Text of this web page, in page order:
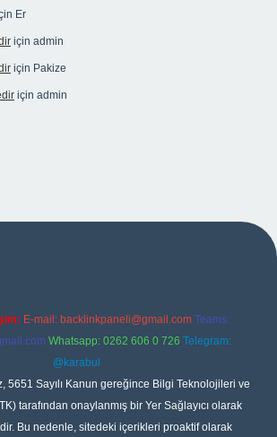
Er
için admin
için Pakize
için admin
E-mail: backlinkpaneli@gmail.com Teams:
Whatsapp: 0262 606 0 726 Telegram:
@karabul
5651 Sayılı Kanun gereğince Bilgi Teknolojileri ve
tarafından onaylanmış bir Yer Sağlayıcı olarak
Bu nedenle, sitedeki içerikleri proaktif olarak